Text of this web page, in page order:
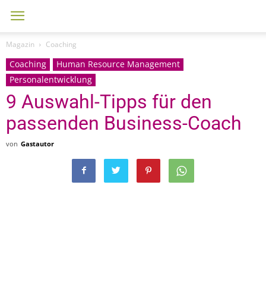
Magazin Coaching
Coaching
Human Resource Management
Personalentwicklung
9 Auswahl-Tipps für den
passenden Business-Coach
von Gastautor